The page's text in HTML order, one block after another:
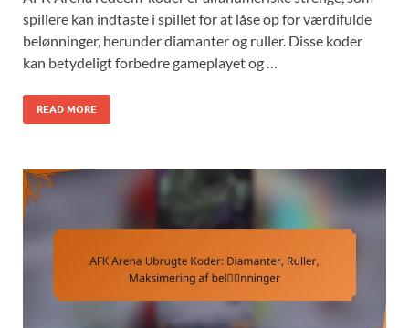
spillere kan indtaste i spillet for at låse op for værdifulde
belønninger, herunder diamanter og ruller. Disse koder
kan betydeligt forbedre gameplayet og …
READ MORE